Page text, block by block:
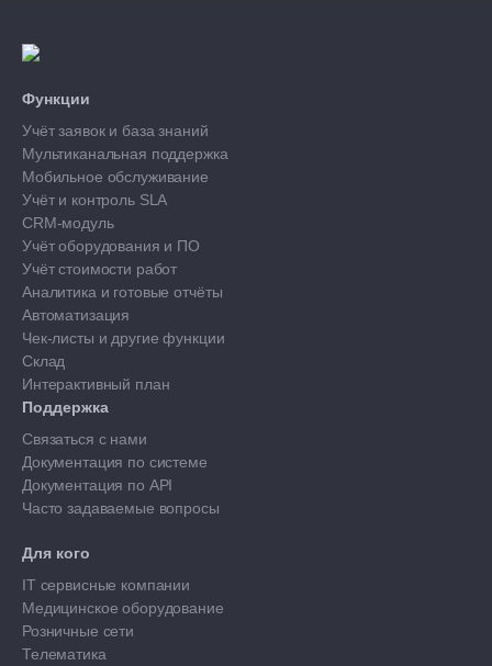
Функции
Учёт заявок и база знаний
Мультиканальная поддержка
Мобильное обслуживание
Учёт и контроль SLA
CRM-модуль
Учёт оборудования и ПО
Учёт стоимости работ
Аналитика и готовые отчёты
Автоматизация
Чек-листы и другие функции
Склад
Интерактивный план
Поддержка
Связаться с нами
Документация по системе
Документация по API
Часто задаваемые вопросы
Для кого
IT сервисные компании
Медицинское оборудование
Розничные сети
Телематика